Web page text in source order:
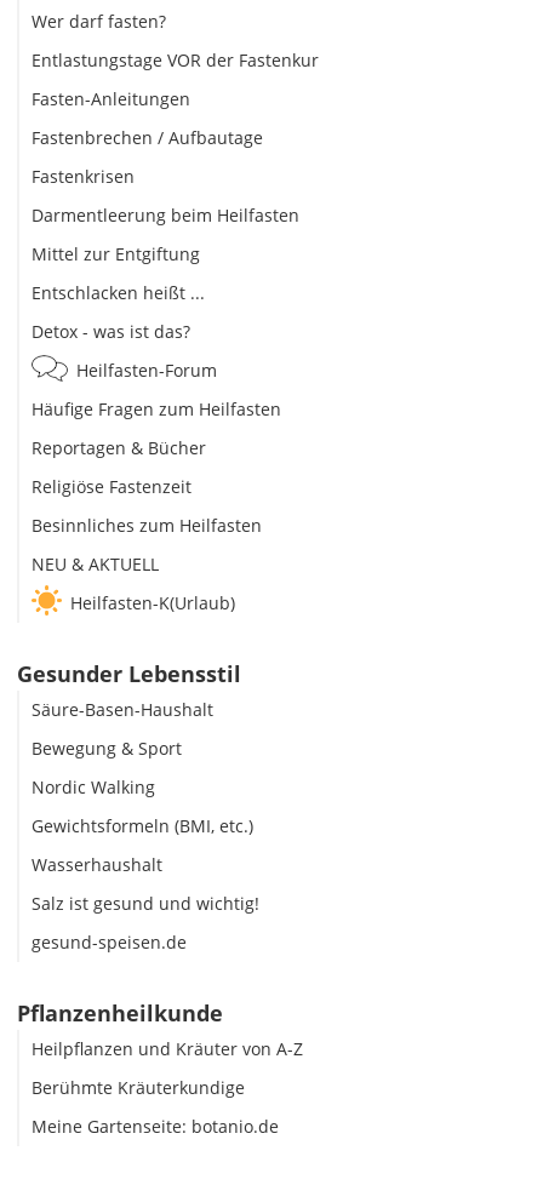
Wer darf fasten?
Entlastungstage VOR der Fastenkur
Fasten-Anleitungen
Fastenbrechen / Aufbautage
Fastenkrisen
Darmentleerung beim Heilfasten
Mittel zur Entgiftung
Entschlacken heißt ...
Detox - was ist das?
Heilfasten-Forum
Häufige Fragen zum Heilfasten
Reportagen & Bücher
Religiöse Fastenzeit
Besinnliches zum Heilfasten
NEU & AKTUELL
Heilfasten-K(Urlaub)
Gesunder Lebensstil
Säure-Basen-Haushalt
Bewegung & Sport
Nordic Walking
Gewichtsformeln (BMI, etc.)
Wasserhaushalt
Salz ist gesund und wichtig!
gesund-speisen.de
Pflanzenheilkunde
Heilpflanzen und Kräuter von A-Z
Berühmte Kräuterkundige
Meine Gartenseite: botanio.de